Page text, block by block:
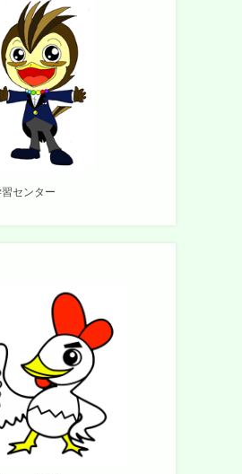
センター